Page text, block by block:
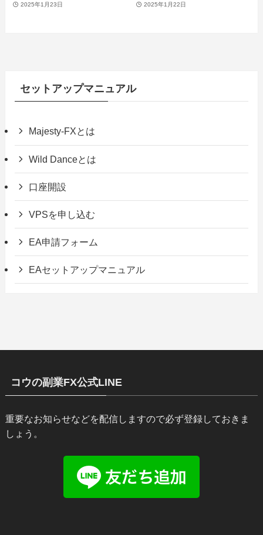
2025年1月23日 2025年1月22日
セットアップマニュアル
Majesty-FXとは
Wild Danceとは
口座開設
VPSを申し込む
EA申請フォーム
EAセットアップマニュアル
コウの副業FX公式LINE
重要なお知らせなどを配信しますので必ず登録しておきま
しょう。